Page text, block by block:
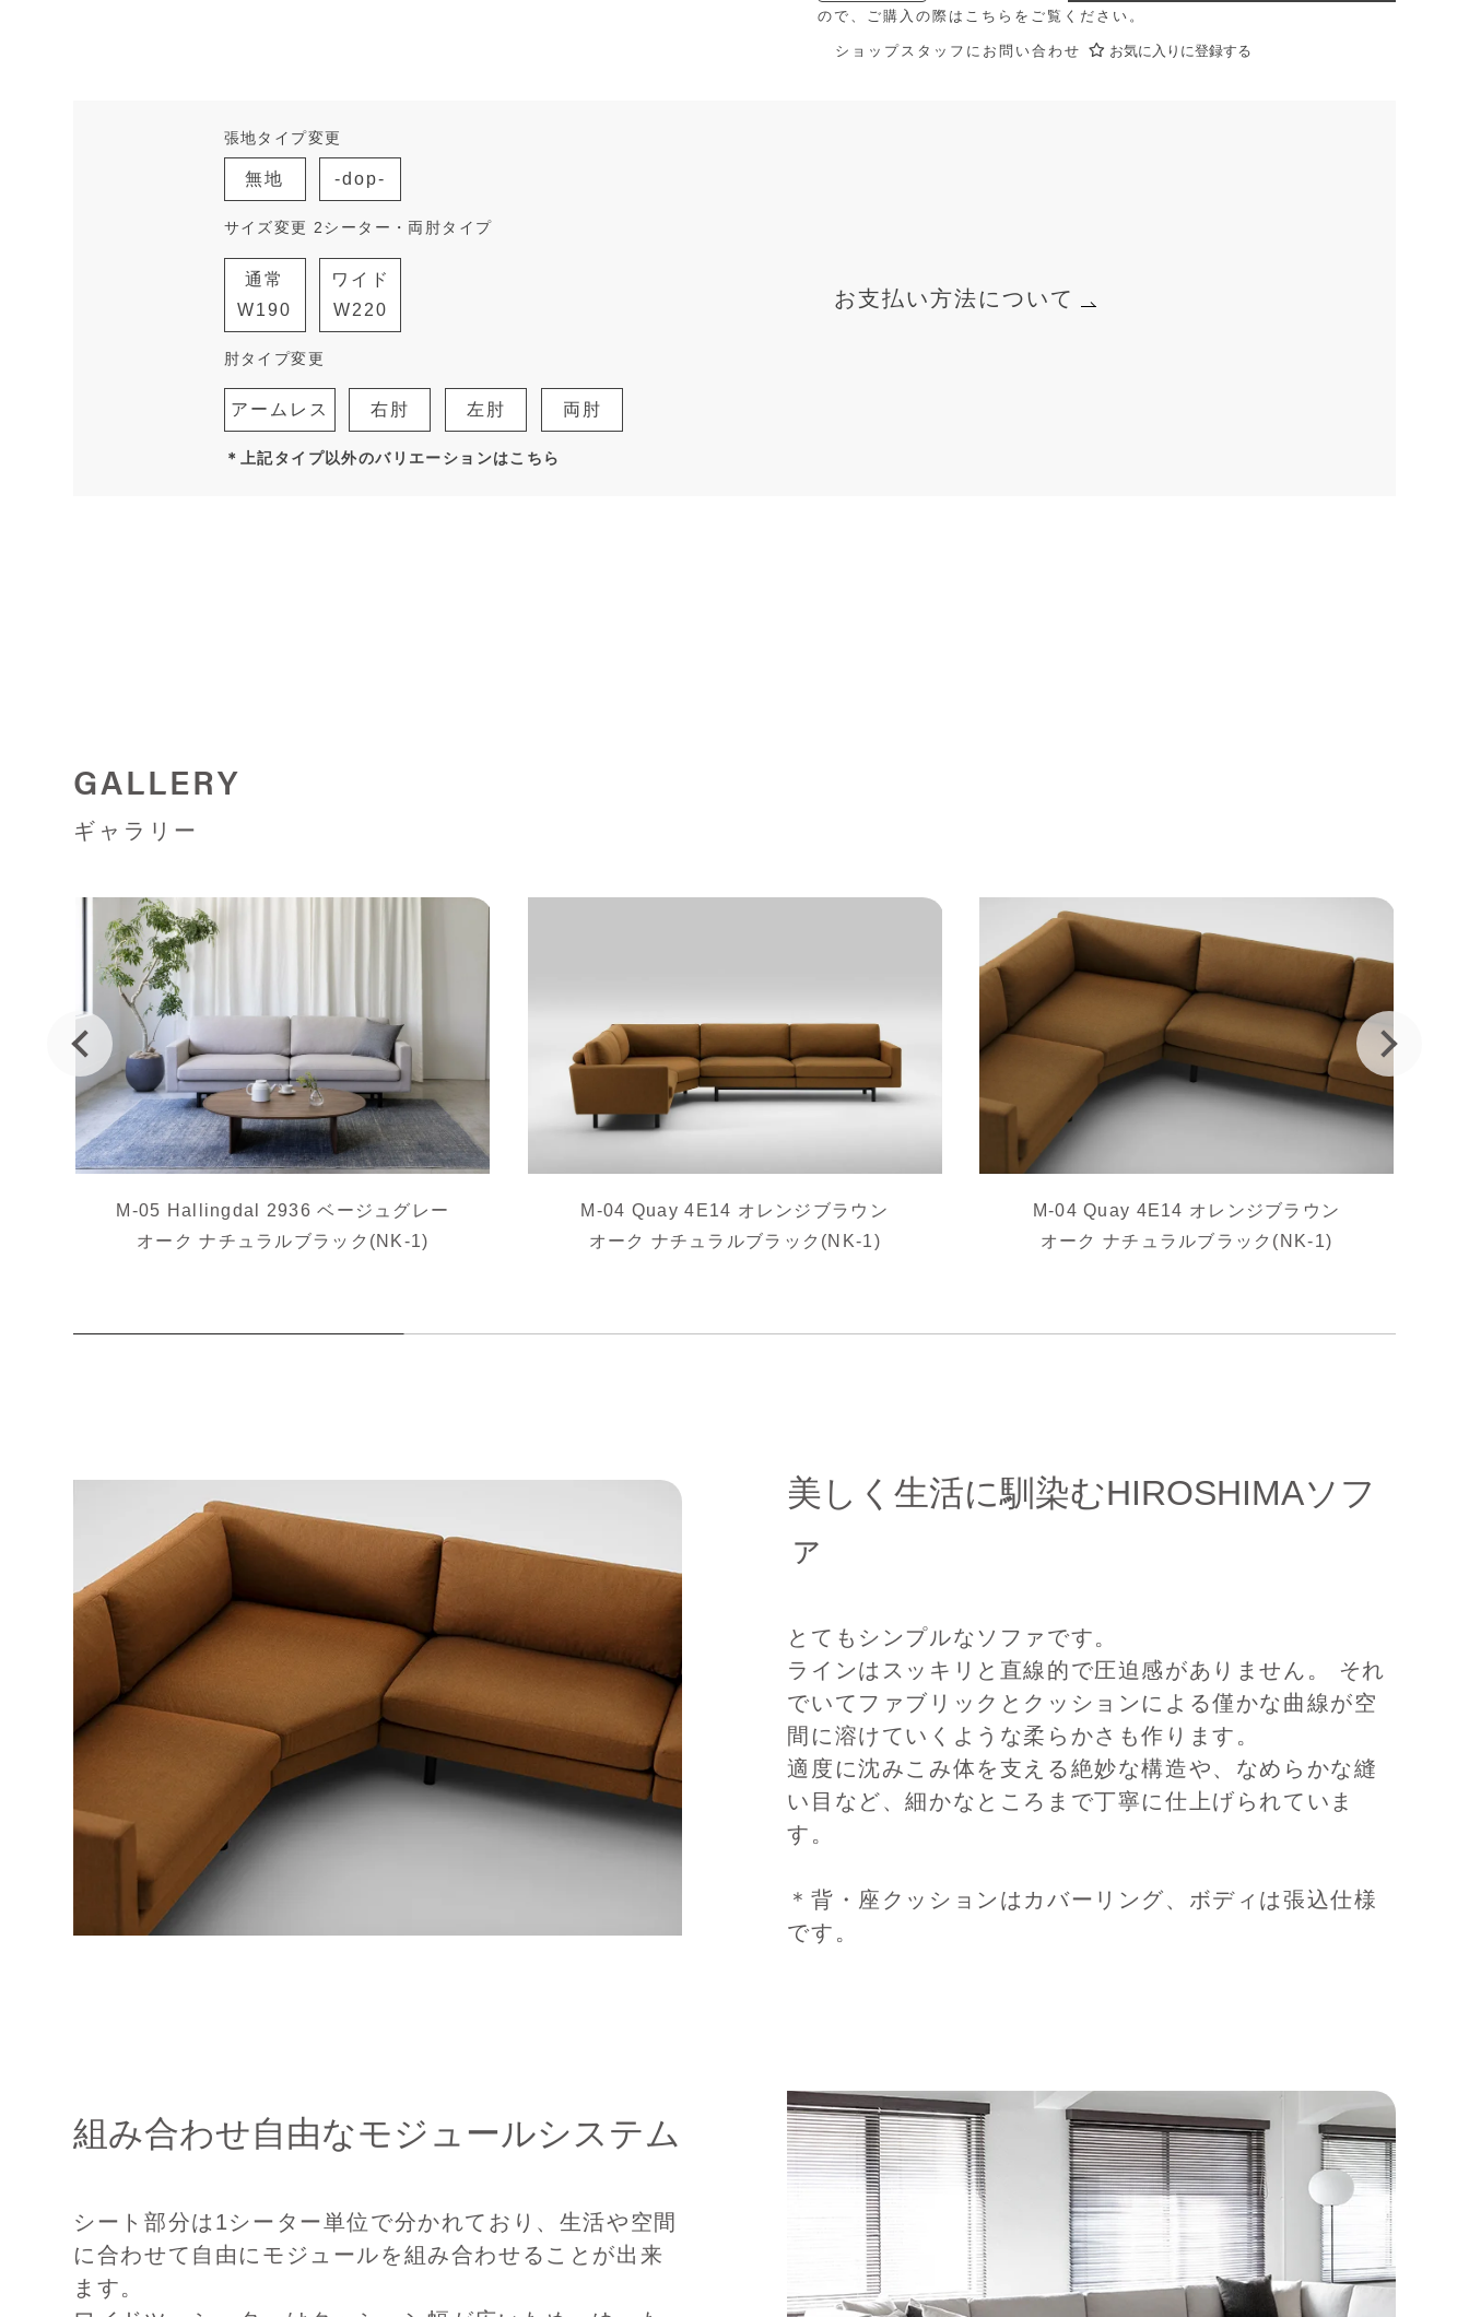
お気に入りに登録する
ので、ご購入の際は こちら をご覧ください。
ショップスタッフにお問い合わせ
張地タイプ変更
無地 -dop-
サイズ変更 2シーター・両肘タイプ
通常
W190
ワイド
W220
肘タイプ変更
アームレス 右肘 左肘 両肘
＊上記タイプ以外のバリエーションはこちら
お支払い方法について
GALLERY
ギャラリー
M-05 Hallingdal 2936 ベージュグレー
オーク ナチュラルブラック(NK-1)
M-04 Quay 4E14 オレンジブラウン
オーク ナチュラルブラック(NK-1)
M-04 Quay 4E14 オレンジブラウン
オーク ナチュラルブラック(NK-1)
美しく生活に馴染むHIROSHIMAソフ
ァ
とてもシンプルなソファです。
ラインはスッキリと直線的で圧迫感がありません。 それ
でいてファブリックとクッションによる僅かな曲線が空
間に溶けていくような柔らかさも作ります。
適度に沈みこみ体を支える絶妙な構造や、なめらかな縫
い目など、細かなところまで丁寧に仕上げられていま
す。
＊背・座クッションはカバーリング、ボディは張込仕様
です。
組み合わせ自由なモジュールシステム
シート部分は1シーター単位で分かれており、生活や空間
に合わせて自由にモジュールを組み合わせることが出来
ます。